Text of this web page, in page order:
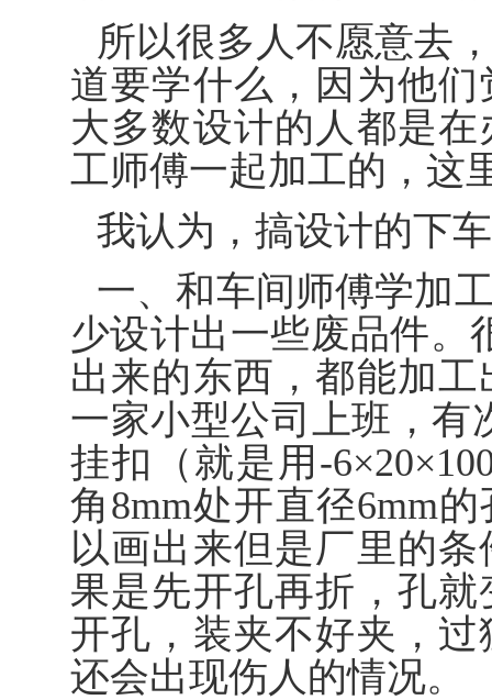
所以很多人不愿意去
道要学什么，因为他
大多数设计的人都是
工师傅一起加工的，这
我认为，搞设计的下
一、和车间师傅学加
少设计出一些废品件。
出来的东西，都能加
一家小型公司上班，有
挂扣（就是用-
角8mm处开直径6mm
以画出来但是厂里的
果是先开孔再折，孔
开孔，装夹不好夹，
还会出现伤人的情况。